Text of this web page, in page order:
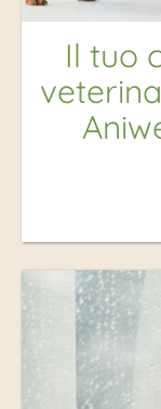
Il tuo